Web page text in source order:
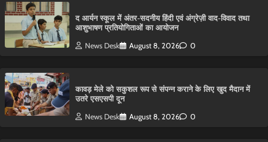
द आर्यन स्कूल में अंतर-सदनीय हिंदी एवं अंग्रेज़ी वाद-विवाद तथा
आशुभाषण प्रतियोगिताओं का आयोजन
News Desk August 8, 2026 0
कावड़ मेले को सकुशल रूप से संपन्न कराने के लिए खुद मैदान में
उतरे एसएसपी दून
News Desk August 8, 2026 0